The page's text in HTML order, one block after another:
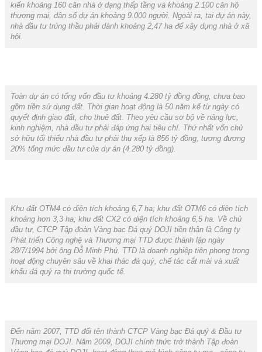
kiến khoảng 160 căn nhà ở dạng thấp tầng và khoảng 2.100 căn hộ
thương mại, dân số dự án khoảng 9.000 người. Ngoài ra, tại dự án này,
nhà đầu tư trúng thầu phải dành khoảng 2,47 ha để xây dựng nhà ở xã
hội.
Toàn dự án có tổng vốn đầu tư khoảng 4.280 tỷ đồng đồng, chưa bao
gồm tiền sử dụng đất. Thời gian hoạt động là 50 năm kể từ ngày có
quyết định giao đất, cho thuê đất. Theo yêu cầu sơ bộ về năng lực,
kinh nghiệm, nhà đầu tư phải đáp ứng hai tiêu chí. Thứ nhất vốn chủ
sở hữu tối thiểu nhà đầu tư phải thu xếp là 856 tỷ đồng, tương đương
20% tổng mức đầu tư của dự án (4.280 tỷ đồng).
Khu đất OTM4 có diện tích khoảng 6,7 ha; khu đất OTM6 có diện tích
khoảng hơn 3,3 ha; khu đất CX2 có diện tích khoảng 6,5 ha. Về chủ
đầu tư, CTCP Tập đoàn Vàng bạc Đá quý DOJI tiền thân là Công ty
Phát triển Công nghệ và Thương mại TTD được thành lập ngày
28/7/1994 bởi ông Đỗ Minh Phú. TTD là doanh nghiệp tiên phong trong
hoạt động chuyên sâu về khai thác đá quý, chế tác cắt mài và xuất
khẩu đá quý ra thị trường quốc tế.
Đến năm 2007, TTD đổi tên thành CTCP Vàng bạc Đá quý & Đầu tư
Thương mại DOJI. Năm 2009, DOJI chính thức trở thành Tập đoàn